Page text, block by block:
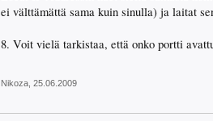
ei välttämättä sama kuin sinulla) ja laitat
8. Voit vielä tarkistaa, että onko portti
Nikoza 25.06.2009